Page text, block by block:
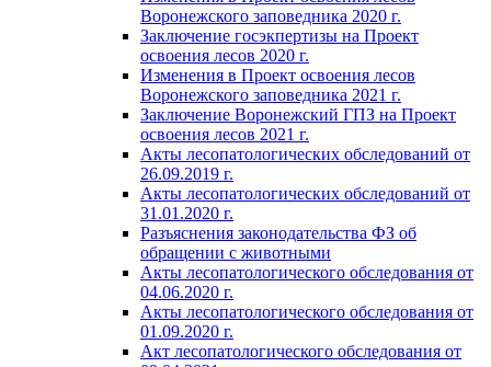
Воронежского заповедника 2020 г.
Заключение госэкпертизы на Проект
освоения лесов 2020 г.
Изменения в Проект освоения лесов
Воронежского заповедника 2021 г.
Заключение Воронежский ГПЗ на Проект
освоения лесов 2021 г.
Акты лесопатологических обследований от
26.09.2019 г.
Акты лесопатологических обследований от
31.01.2020 г.
Разъяснения законодательства ФЗ об
обращении с животными
Акты лесопатологического обследования от
04.06.2020 г.
Акты лесопатологического обследования от
01.09.2020 г.
Акт лесопатологического обследования от